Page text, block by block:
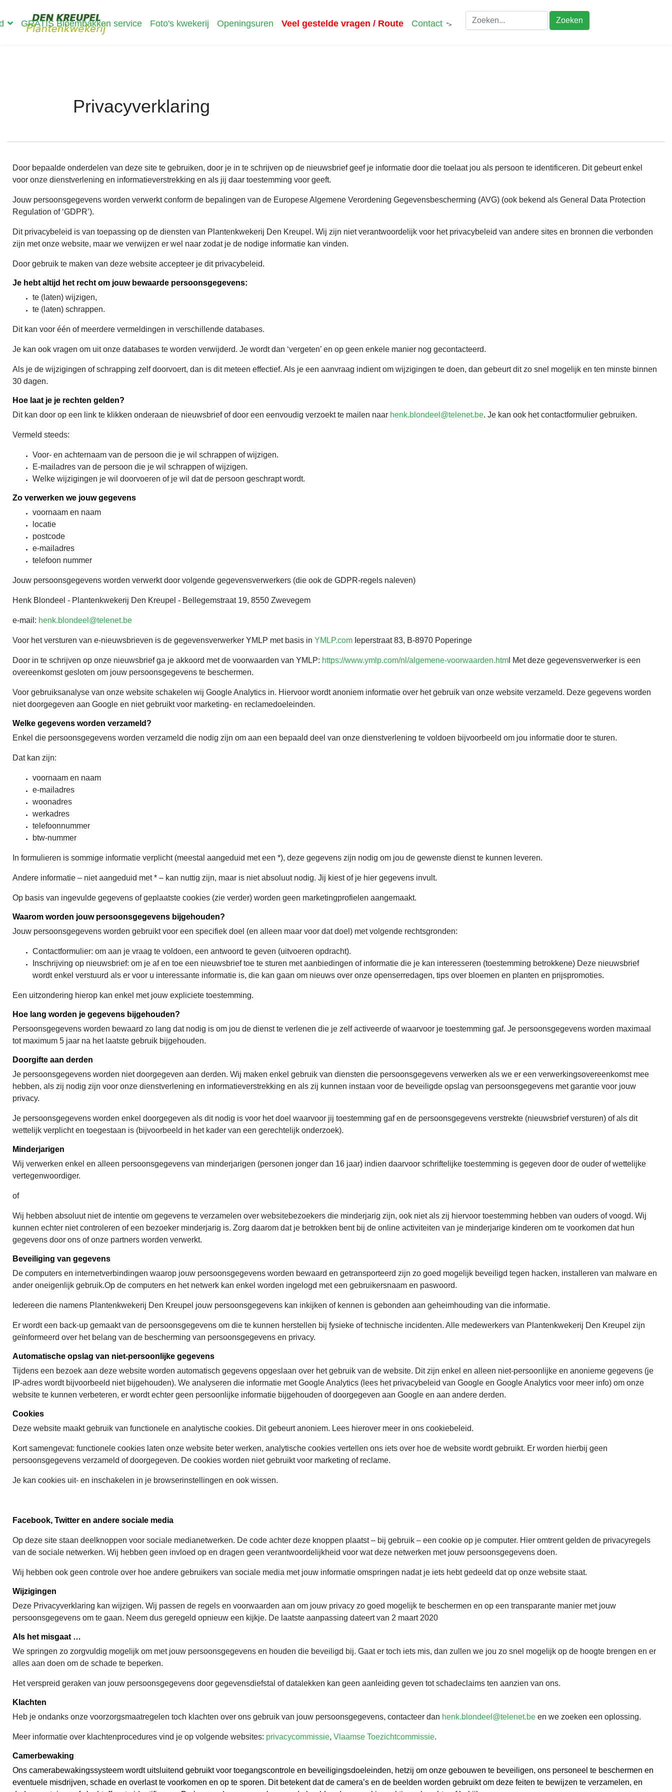
GRATIS Bloembakken service Foto's kwekerij Openingsuren Veel gestelde vragen / Route Contact "> Zoeken
Privacyverklaring
Door bepaalde onderdelen van deze site te gebruiken, door je in te schrijven op de nieuwsbrief geef je informatie door die toelaat jou als persoon te identificeren. Dit gebeurt enkel
voor onze dienstverlening en informatieverstrekking en als jij daar toestemming voor geeft.
Jouw persoonsgegevens worden verwerkt conform de bepalingen van de Europese Algemene Verordening Gegevensbescherming (AVG) (ook bekend als General Data Protection
Regulation of ‘GDPR’).
Dit privacybeleid is van toepassing op de diensten van Plantenkwekerij Den Kreupel. Wij zijn niet verantwoordelijk voor het privacybeleid van andere sites en bronnen die verbonden
zijn met onze website, maar we verwijzen er wel naar zodat je de nodige informatie kan vinden.
Door gebruik te maken van deze website accepteer je dit privacybeleid.
Je hebt altijd het recht om jouw bewaarde persoonsgegevens:
te (laten) wijzigen,
te (laten) schrappen.
Dit kan voor één of meerdere vermeldingen in verschillende databases.
Je kan ook vragen om uit onze databases te worden verwijderd. Je wordt dan ‘vergeten’ en op geen enkele manier nog gecontacteerd.
Als je de wijzigingen of schrapping zelf doorvoert, dan is dit meteen effectief. Als je een aanvraag indient om wijzigingen te doen, dan gebeurt dit zo snel mogelijk en ten minste binnen
30 dagen.
Hoe laat je je rechten gelden?
Dit kan door op een link te klikken onderaan de nieuwsbrief of door een eenvoudig verzoekt te mailen naar henk.blondeel@telenet.be. Je kan ook het contactformulier gebruiken.
Vermeld steeds:
Voor- en achternaam van de persoon die je wil schrappen of wijzigen.
E-mailadres van de persoon die je wil schrappen of wijzigen.
Welke wijzigingen je wil doorvoeren of je wil dat de persoon geschrapt wordt.
Zo verwerken we jouw gegevens
voornaam en naam
locatie
postcode
e-mailadres
telefoon nummer
Jouw persoonsgegevens worden verwerkt door volgende gegevensverwerkers (die ook de GDPR-regels naleven)
Henk Blondeel - Plantenkwekerij Den Kreupel - Bellegemstraat 19, 8550 Zwevegem
e-mail: henk.blondeel@telenet.be
Voor het versturen van e-nieuwsbrieven is de gegevensverwerker YMLP met basis in YMLP.com Ieperstraat 83, B-8970 Poperinge
Door in te schrijven op onze nieuwsbrief ga je akkoord met de voorwaarden van YMLP: https://www.ymlp.com/nl/algemene-voorwaarden.htm l Met deze gegevensverwerker is een
overeenkomst gesloten om jouw persoonsgegevens te beschermen.
Voor gebruiksanalyse van onze website schakelen wij Google Analytics in. Hiervoor wordt anoniem informatie over het gebruik van onze website verzameld. Deze gegevens worden
niet doorgegeven aan Google en niet gebruikt voor marketing- en reclamedoeleinden.
Welke gegevens worden verzameld?
Enkel die persoonsgegevens worden verzameld die nodig zijn om aan een bepaald deel van onze dienstverlening te voldoen bijvoorbeeld om jou informatie door te sturen.
Dat kan zijn:
voornaam en naam
e-mailadres
woonadres
werkadres
telefoonnummer
btw-nummer
In formulieren is sommige informatie verplicht (meestal aangeduid met een *), deze gegevens zijn nodig om jou de gewenste dienst te kunnen leveren.
Andere informatie – niet aangeduid met * – kan nuttig zijn, maar is niet absoluut nodig. Jij kiest of je hier gegevens invult.
Op basis van ingevulde gegevens of geplaatste cookies (zie verder) worden geen marketingprofielen aangemaakt.
Waarom worden jouw persoonsgegevens bijgehouden?
Jouw persoonsgegevens worden gebruikt voor een specifiek doel (en alleen maar voor dat doel) met volgende rechtsgronden:
Contactformulier: om aan je vraag te voldoen, een antwoord te geven (uitvoeren opdracht).
Inschrijving op nieuwsbrief: om je af en toe een nieuwsbrief toe te sturen met aanbiedingen of informatie die je kan interesseren (toestemming betrokkene) Deze nieuwsbrief
wordt enkel verstuurd als er voor u interessante informatie is, die kan gaan om nieuws over onze openserredagen, tips over bloemen en planten en prijspromoties.
Een uitzondering hierop kan enkel met jouw expliciete toestemming.
Hoe lang worden je gegevens bijgehouden?
Persoonsgegevens worden bewaard zo lang dat nodig is om jou de dienst te verlenen die je zelf activeerde of waarvoor je toestemming gaf. Je persoonsgegevens worden maximaal
tot maximum 5 jaar na het laatste gebruik bijgehouden.
Doorgifte aan derden
Je persoonsgegevens worden niet doorgegeven aan derden. Wij maken enkel gebruik van diensten die persoonsgegevens verwerken als we er een verwerkingsovereenkomst mee
hebben, als zij nodig zijn voor onze dienstverlening en informatieverstrekking en als zij kunnen instaan voor de beveiligde opslag van persoonsgegevens met garantie voor jouw
privacy.
Je persoonsgegevens worden enkel doorgegeven als dit nodig is voor het doel waarvoor jij toestemming gaf en de persoonsgegevens verstrekte (nieuwsbrief versturen) of als dit
wettelijk verplicht en toegestaan is (bijvoorbeeld in het kader van een gerechtelijk onderzoek).
Minderjarigen
Wij verwerken enkel en alleen persoonsgegevens van minderjarigen (personen jonger dan 16 jaar) indien daarvoor schriftelijke toestemming is gegeven door de ouder of wettelijke
vertegenwoordiger.
of
Wij hebben absoluut niet de intentie om gegevens te verzamelen over websitebezoekers die minderjarig zijn, ook niet als zij hiervoor toestemming hebben van ouders of voogd. Wij
kunnen echter niet controleren of een bezoeker minderjarig is. Zorg daarom dat je betrokken bent bij de online activiteiten van je minderjarige kinderen om te voorkomen dat hun
gegevens door ons of onze partners worden verwerkt.
Beveiliging van gegevens
De computers en internetverbindingen waarop jouw persoonsgegevens worden bewaard en getransporteerd zijn zo goed mogelijk beveiligd tegen hacken, installeren van malware en
ander oneigenlijk gebruik.Op de computers en het netwerk kan enkel worden ingelogd met een gebruikersnaam en paswoord.
Iedereen die namens Plantenkwekerij Den Kreupel jouw persoonsgegevens kan inkijken of kennen is gebonden aan geheimhouding van die informatie.
Er wordt een back-up gemaakt van de persoonsgegevens om die te kunnen herstellen bij fysieke of technische incidenten. Alle medewerkers van Plantenkwekerij Den Kreupel zijn
geïnformeerd over het belang van de bescherming van persoonsgegevens en privacy.
Automatische opslag van niet-persoonlijke gegevens
Tijdens een bezoek aan deze website worden automatisch gegevens opgeslaan over het gebruik van de website. Dit zijn enkel en alleen niet-persoonlijke en anonieme gegevens (je
IP-adres wordt bijvoorbeeld niet bijgehouden). We analyseren die informatie met Google Analytics (lees het privacybeleid van Google en Google Analytics voor meer info) om onze
website te kunnen verbeteren, er wordt echter geen persoonlijke informatie bijgehouden of doorgegeven aan Google en aan andere derden.
Cookies
Deze website maakt gebruik van functionele en analytische cookies. Dit gebeurt anoniem. Lees hierover meer in ons cookiebeleid.
Kort samengevat: functionele cookies laten onze website beter werken, analytische cookies vertellen ons iets over hoe de website wordt gebruikt. Er worden hierbij geen
persoonsgegevens verzameld of doorgegeven. De cookies worden niet gebruikt voor marketing of reclame.
Je kan cookies uit- en inschakelen in je browserinstellingen en ook wissen.
Facebook, Twitter en andere sociale media
Op deze site staan deelknoppen voor sociale medianetwerken. De code achter deze knoppen plaatst – bij gebruik – een cookie op je computer. Hier omtrent gelden de privacyregels
van de sociale netwerken. Wij hebben geen invloed op en dragen geen verantwoordelijkheid voor wat deze netwerken met jouw persoonsgegevens doen.
Wij hebben ook geen controle over hoe andere gebruikers van sociale media met jouw informatie omspringen nadat je iets hebt gedeeld dat op onze website staat.
Wijzigingen
Deze Privacyverklaring kan wijzigen. Wij passen de regels en voorwaarden aan om jouw privacy zo goed mogelijk te beschermen en op een transparante manier met jouw
persoonsgegevens om te gaan. Neem dus geregeld opnieuw een kijkje. De laatste aanpassing dateert van 2 maart 2020
Als het misgaat …
We springen zo zorgvuldig mogelijk om met jouw persoonsgegevens en houden die beveiligd bij. Gaat er toch iets mis, dan zullen we jou zo snel mogelijk op de hoogte brengen en er
alles aan doen om de schade te beperken.
Het verspreid geraken van jouw persoonsgegevens door gegevensdiefstal of datalekken kan geen aanleiding geven tot schadeclaims ten aanzien van ons.
Klachten
Heb je ondanks onze voorzorgsmaatregelen toch klachten over ons gebruik van jouw persoonsgegevens, contacteer dan henk.blondeel@telenet.be en we zoeken een oplossing.
Meer informatie over klachtenprocedures vind je op volgende websites: privacycommissie, Vlaamse Toezichtcommissie.
Camerbewaking
Ons camerabewakingssysteem wordt uitsluitend gebruikt voor toegangscontrole en beveiligingsdoeleinden, hetzij om onze gebouwen te beveiligen, ons personeel te beschermen en
eventuele misdrijven, schade en overlast te voorkomen en op te sporen. Dit betekent dat de camera’s en de beelden worden gebruikt om deze feiten te bewijzen te verzamelen, en